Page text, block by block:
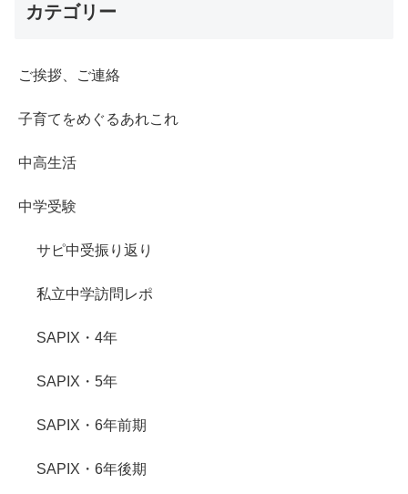
カテゴリー
ご挨拶、ご連絡
子育てをめぐるあれこれ
中高生活
中学受験
サピ中受振り返り
私立中学訪問レポ
SAPIX・4年
SAPIX・5年
SAPIX・6年前期
SAPIX・6年後期